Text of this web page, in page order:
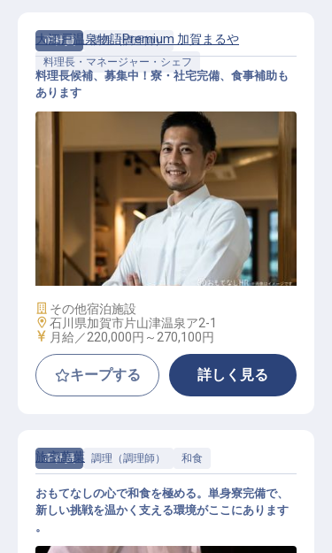
正社員
調理（調理師）
料理長・マネージャー・シェフ
料理長・マネージャー・シェフ / 正
社員
大江戸温泉物語Premium 加賀まるや
料理長候補、募集中！寮・社宅完備、食事補助も
あります
施設業態
その他宿泊施設
勤務地
石川県加賀市片山津温泉ア2-1
給与
月給／220,000円～ 270,100円
キープする 詳しく見る
正社員 調理（調理師） 和食
旅亭萬葉
おもてなしの心で和食を極める。単身寮完備で、
新しい挑戦を温かく支える環境がここにあります
。